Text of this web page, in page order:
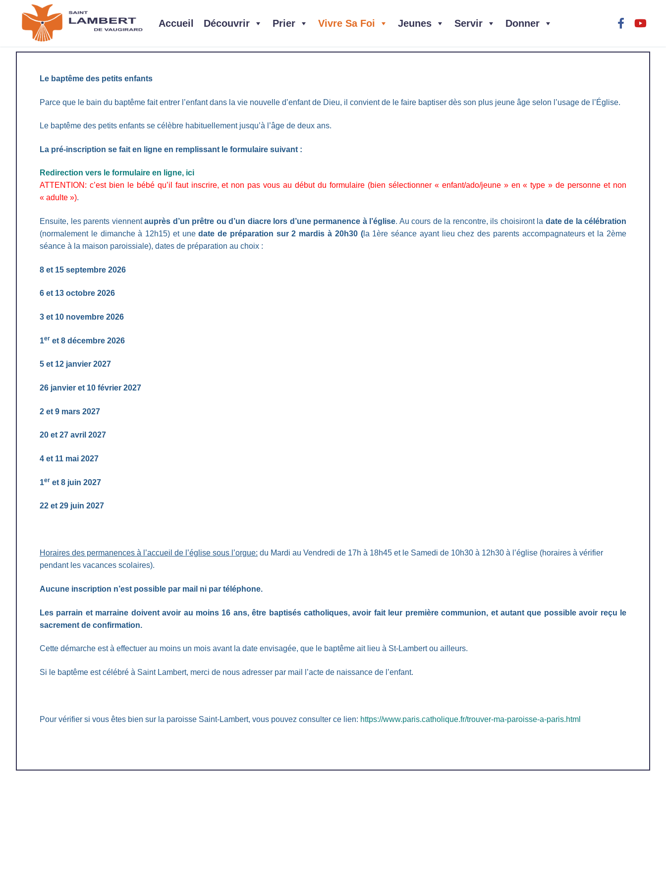
contenu
Accueil Découvrir Prier Vivre Sa Foi Jeunes Servir Donner
Le baptême des petits enfants
Parce que le bain du baptême fait entrer l’enfant dans la vie nouvelle d’enfant de Dieu, il convient de le faire baptiser dès son plus jeune âge selon l’usage de l’Église.
Le baptême des petits enfants se célèbre habituellement jusqu’à l’âge de deux ans.
La pré-inscription se fait en ligne en remplissant le formulaire suivant :
Redirection vers le formulaire en ligne, ici
ATTENTION: c’est bien le bébé qu’il faut inscrire, et non pas vous au début du formulaire (bien sélectionner « enfant/ado/jeune » en « type » de personne et non
« adulte »).
Ensuite, les parents viennentauprès d’un prêtre ou d’un diacre lors d’une permanence à l’église. Au cours de la rencontre, ils choisiront la date de la célébration
(normalement le dimanche à 12h15) et unedate de préparation sur 2 mardis à 20h30 (la 1ère séance ayant lieu chez des parents accompagnateurs et la 2ème
séance à la maison paroissiale), dates de préparation au choix :
8 et 15 septembre 2026
6 et 13 octobre 2026
3 et 10 novembre 2026
1er et 8 décembre 2026
5 et 12 janvier 2027
26 janvier et 10 février 2027
2 et 9 mars 2027
20 et 27 avril 2027
4 et 11 mai 2027
1er et 8 juin 2027
22 et 29 juin 2027
Horaires des permanences à l’accueil de l’église sous l’orgue: du Mardi au Vendredi de 17h à 18h45 et le Samedi de 10h30 à 12h30 à l’église (horaires à vérifier
pendant les vacances scolaires).
Aucune inscription n’est possible par mail ni par téléphone.
Les parrain et marraine doivent avoir au moins 16 ans, être baptisés catholiques, avoir fait leur première communion, et autant que possible avoir reçu le
sacrement de confirmation.
Cette démarche est à effectuer au moins un mois avant la date envisagée, que le baptême ait lieu à St-Lambert ou ailleurs.
Si le baptême est célébré à Saint Lambert, merci de nous adresser par mail l’acte de naissance de l’enfant.
Pour vérifier si vous êtes bien sur la paroisse Saint-Lambert, vous pouvez consulter ce lien: https://www.paris.catholique.fr/trouver-ma-paroisse-a-paris.html